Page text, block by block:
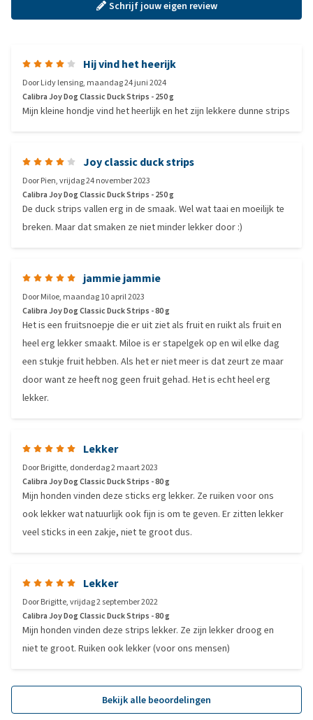
Schrijf jouw eigen review
Hij vind het heerijk
DoorLidy lensing, maandag 24 juni 2024
Calibra Joy Dog Classic Duck Strips - 250 g
Mijn kleine hondje vind het heerlijk en het zijn lekkere dunne strips
Joy classic duck strips
DoorPien,vrijdag 24 november 2023
Calibra Joy Dog Classic Duck Strips - 250 g
De duck strips vallen erg in de smaak. Wel wat taai en moeilijk te
breken. Maar dat smaken ze niet minder lekker door :)
jammie jammie
DoorMiloe, maandag 10 april 2023
Calibra Joy Dog Classic Duck Strips - 80 g
Het is een fruitsnoepje die er uit ziet als fruit en ruikt als fruit en
heel erg lekker smaakt. Miloe is er stapelgek op en wil elke dag
een stukje fruit hebben. Als het er niet meer is dat zeurt ze maar
door want ze heeft nog geen fruit gehad. Het is echt heel erg
lekker.
Lekker
DoorBrigitte, donderdag 2 maart 2023
Calibra Joy Dog Classic Duck Strips - 80 g
Mijn honden vinden deze sticks erg lekker. Ze ruiken voor ons
ook lekker wat natuurlijk ook fijn is om te geven. Er zitten lekker
veel sticks in een zakje, niet te groot dus.
Lekker
DoorBrigitte,vrijdag 2 september 2022
Calibra Joy Dog Classic Duck Strips - 80 g
Mijn honden vinden deze strips lekker. Ze zijn lekker droog en
niet te groot. Ruiken ook lekker (voor ons mensen)
Bekijk alle beoordelingen